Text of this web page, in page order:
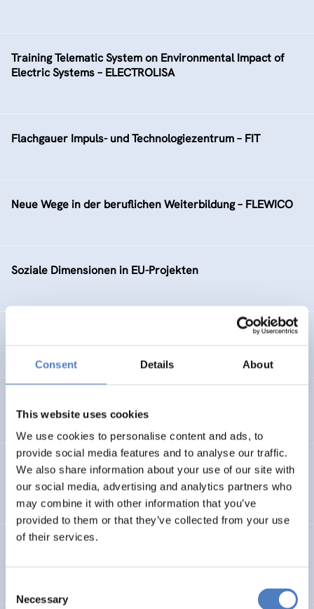
Consent Details About
This website uses cookies
We use cookies to personalise content and ads, to
provide social media features and to analyse our traffic.
We also share information about your use of our site with
our social media, advertising and analytics partners who
may combine it with other information that you’ve
provided to them or that they’ve collected from your use
of their services.
Selection
Necessary
Training Telematic System on Environmental Impact of
Electric Systems – ELECTROLISA
Flachgauer Impuls- und Technologiezentrum – FIT
Neue Wege in der beruflichen Weiterbildung – FLEWICO
Soziale Dimensionen in EU-Projekten
Planung des reg. Dienstleistungszentrums KARNISCHE
REGION